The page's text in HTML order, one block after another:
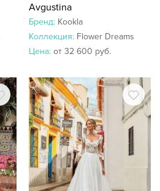
Avgustina
Бренд: Kookla
Коллекция: Flower Dreams
Цена: от 32 600 руб.